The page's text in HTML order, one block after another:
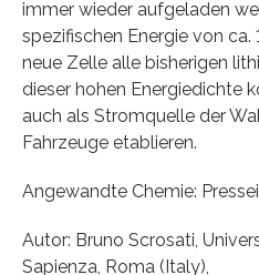
immer wieder aufgeladen
spezifischen Energie von
neue Zelle alle bisherigen
dieser hohen Energiedichte
auch als Stromquelle der
Fahrzeuge etablieren.
Angewandte Chemie:
Autor: Bruno Scrosati,
Sapienza, Roma (Italy),